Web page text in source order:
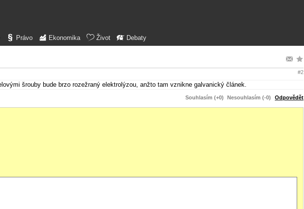
Právo Ekonomika Život Debaty
#2
šrouby bude brzo rozežraný elektrolýzou, anžto tam vznikne galvanický článek.
Souhlasím (+0) Nesouhlasím (-0) Odpovědět